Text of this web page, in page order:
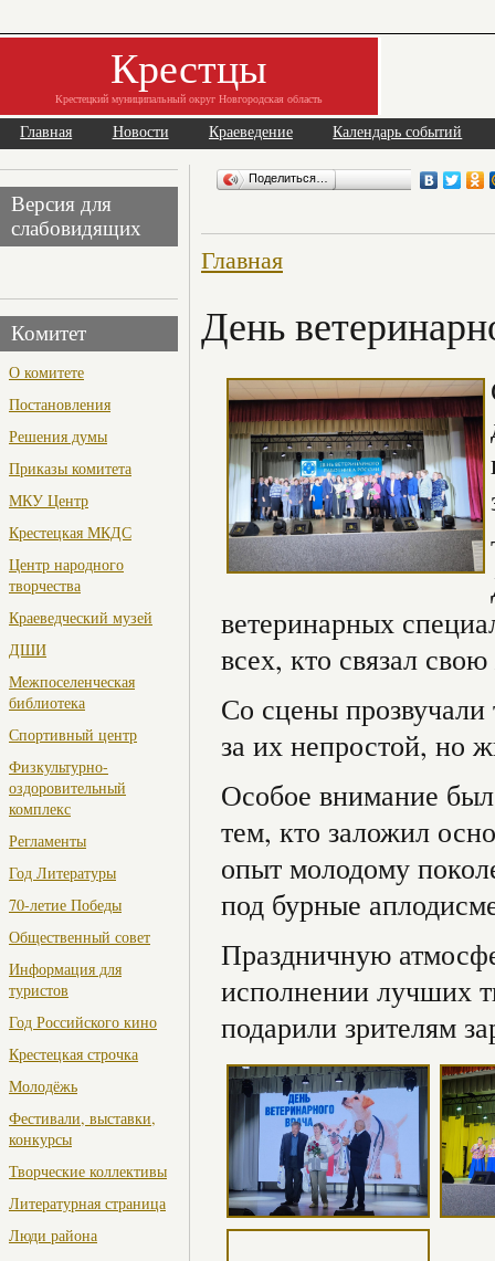
Крестцы
Крестецкий муниципальный округ Новгородская область
Главная Новости Краеведение Календарь событий
Версия для
слабовидящих
Комитет
О комитете
Постановления
Решения думы
Приказы комитета
МКУ Центр
Крестецкая МКДС
Центр народного
творчества
Краеведческий музей
ДШИ
Межпоселенческая
библиотека
Спортивный центр
Физкультурно-
оздоровительный
комплекс
Регламенты
Год Литературы
70-летие Победы
Общественный совет
Информация для
туристов
Год Российского кино
Крестецкая строчка
Молодёжь
Фестивали, выставки,
конкурсы
Творческие коллективы
Литературная страница
Люди района
Поделиться…
Главная
День
ветеринарных
всех, кто связал
Со сцены прозвучали
за их непростой, но
Особое внимание
тем, кто заложил
опыт молодому
под бурные
Праздничную
исполнении лучших
подарили зрителям